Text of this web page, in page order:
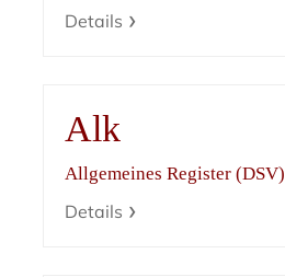
Details
Alk
Allgemeines Register (DSV)
Details